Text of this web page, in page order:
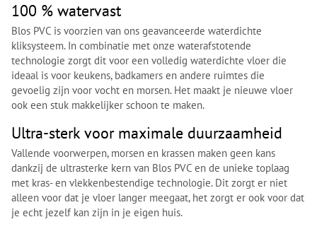
100 % watervast
Blos PVC is voorzien van ons geavanceerde waterdichte
kliksysteem. In combinatie met onze waterafstotende
technologie zorgt dit voor een volledig waterdichte vloer die
ideaal is voor keukens, badkamers en andere ruimtes die
gevoelig zijn voor vocht en morsen. Het maakt je nieuwe vloer
ook een stuk makkelijker schoon te maken.
Ultra-sterk voor maximale duurzaamheid
Vallende voorwerpen, morsen en krassen maken geen kans
dankzij de ultrasterke kern van Blos PVC en de unieke toplaag
met kras- en vlekkenbestendige technologie. Dit zorgt er niet
alleen voor dat je vloer langer meegaat, het zorgt er ook voor dat
je echt jezelf kan zijn in je eigen huis.